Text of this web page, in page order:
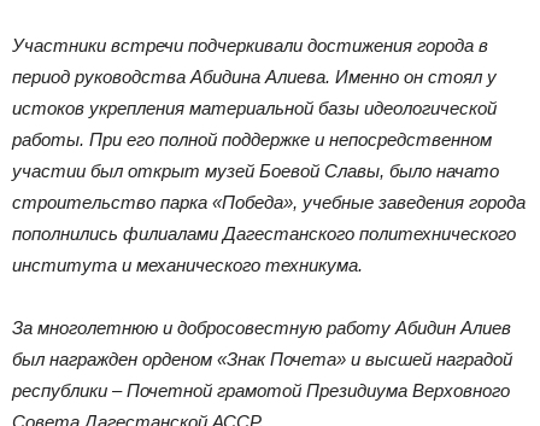
Участники встречи подчеркивали достижения города в
период руководства Абидина Алиева. Именно он стоял у
истоков укрепления материальной базы идеологической
работы. При его полной поддержке и непосредственном
участии был открыт музей Боевой Славы, было начато
строительство парка «Победа», учебные заведения города
пополнились филиалами Дагестанского политехнического
института и механического техникума.
За многолетнюю и добросовестную работу Абидин Алиев
был награжден орденом «Знак Почета» и высшей наградой
республики – Почетной грамотой Президиума Верховного
Совета Дагестанской АССР.